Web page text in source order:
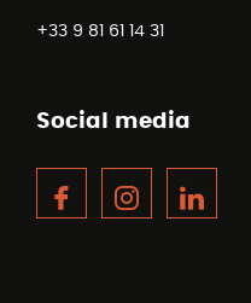
+33 9 81 61 14 31
Social media
FacebookInstagram